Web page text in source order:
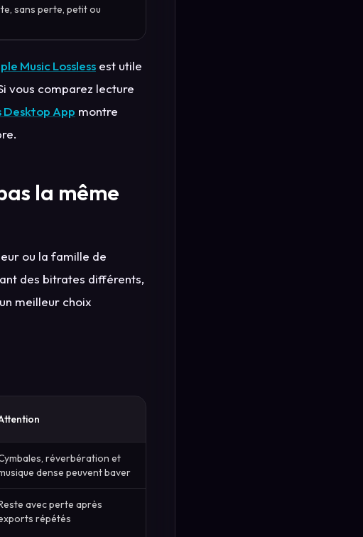
sans perte, petit ou
Music Lossless est utile
vous comparez lecture
Desktop App montre
la même
ou la famille de
des bitrates différents,
meilleur choix
réverbération et
dense peuvent baver
avec perte après
répétés